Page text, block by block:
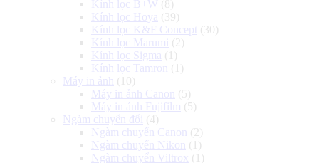
Kính lọc B+W (8)
Kính lọc Hoya (39)
Kính lọc K&F Concept (30)
Kính lọc Marumi (2)
Kính lọc Sigma (1)
Kính lọc Tamron
(1)
Máy in ảnh
(10)
Máy in ảnh Canon
(5)
Máy in ảnh Fujifilm (5)
Ngàm chuyển đổi (4)
Ngàm chuyển Canon
(2)
Ngàm chuyển Nikon
(1)
Ngàm chuyển Viltrox (1)